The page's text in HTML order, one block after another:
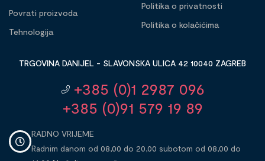
Povrati proizvoda
Tehnologija
Politika o privatnosti
Politika o kolačićima
TRGOVINA DANIJEL - SLAVONSKA ULICA 42 10040 ZAGREB
+385 (0)1 2987 096
+385 (0)91 579 19 89
RADNO VRIJEME
Radnim danom od 08,00 do 20,00 subotom od 08,00 do